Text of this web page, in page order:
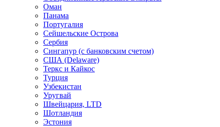
Оман
Панама
Португалия
Сейшельские Острова
Сербия
Сингапур (c банковским счетом)
США (Delaware)
Теркс и Кайкос
Турция
Узбекистан
Уругвай
Швейцария, LTD
Шотландия
Эстония